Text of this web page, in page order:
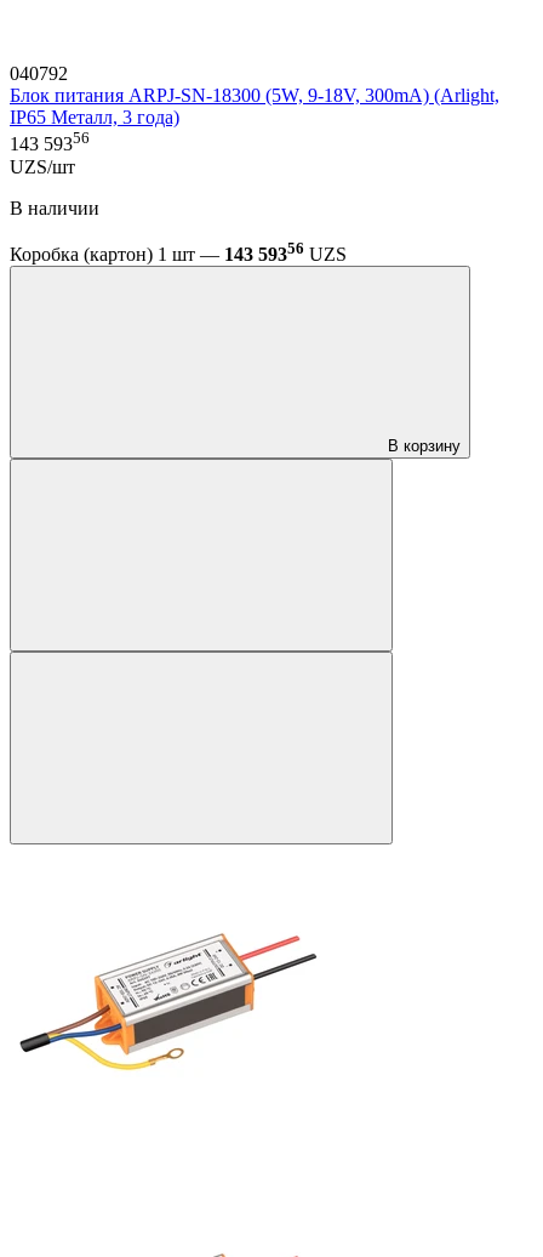
040792
Блок питания ARPJ-SN-18300 (5W, 9-18V, 300mA) (Arlight,
IP65 Металл, 3 года)
143 59356
UZS/шт
В наличии
Коробка (картон) 1 шт — 143 59356 UZS
В корзину